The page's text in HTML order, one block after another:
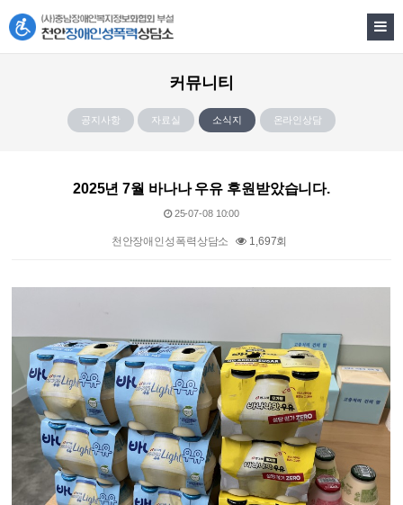
커뮤니티
공지사항 자료실 소식지 온라인상담
2025년 7월 바나나 우유 후원받았습니다.
25-07-08 10:00
천안장애인성폭력상담소 1,697회
본문